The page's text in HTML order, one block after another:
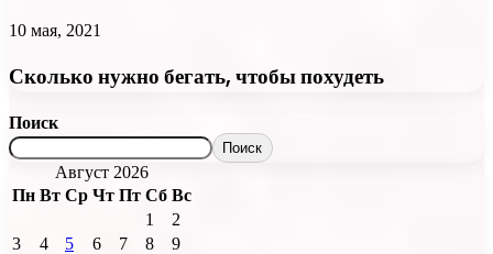
10 мая, 2021
Сколько нужно бегать, чтобы похудеть
Поиск
Поиск
Август 2026
Пн Вт Ср Чт Пт Сб Вс
1
2
3
4 5 6 7 8
9